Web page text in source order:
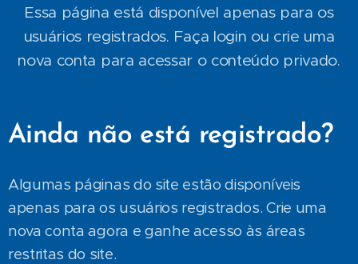
Essa página está disponível apenas para os
usuários registrados. Faça login ou crie uma
nova conta para acessar o conteúdo privado.
Ainda não está registrado?
Algumas páginas do site estão disponíveis
apenas para os usuários registrados. Crie uma
nova conta agora e ganhe acesso às áreas
restritas do site.